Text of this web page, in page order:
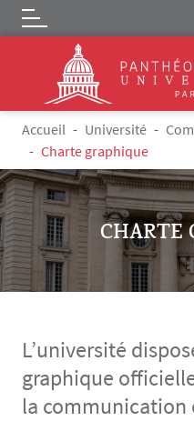
Aller au contenu principal
Logo
Fil d'Ariane
Accueil Université
Charte graphique
CHARTE
L’université
graphique
la communication